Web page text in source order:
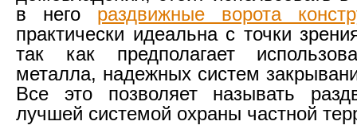
в него раздвижные ворота
практически идеальна с точки
так как предполагает
металла, надежных систем
Все это позволяет называть
лучшей системой охраны частной